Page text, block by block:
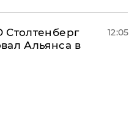
Альянса в
12:05